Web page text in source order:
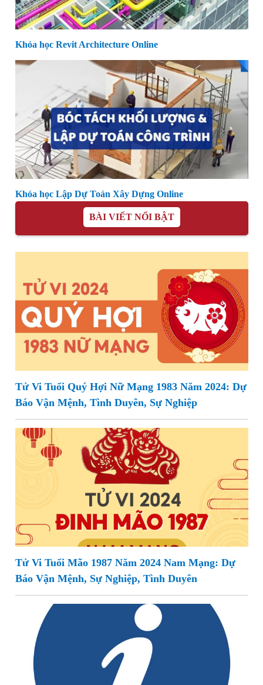
Khóa học Revit Architecture Online
Khóa học Lập Dự Toán Xây Dựng Online
BÀI VIẾT NỔI BẬT
Tử Vi Tuổi Quý Hợi Nữ Mạng 1983 Năm 2024: Dự
Báo Vận Mệnh, Tình Duyên, Sự Nghiệp
Tử Vi Tuổi Mão 1987 Năm 2024 Nam Mạng: Dự
Báo Vận Mệnh, Sự Nghiệp, Tình Duyên